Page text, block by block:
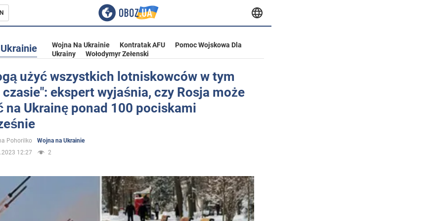
Ukrainie
Wojna Na Ukrainie Kontratak AFU
Pomoc Wojskowa Dla
Ukrainy
Wołodymyr Zełenski
użyć wszystkich lotniskowców w tym
ekspert wyjaśnia, czy Rosja może
na Ukrainę ponad 100 pociskami
Pohorilko
Wojna na Ukrainie
12:27
2